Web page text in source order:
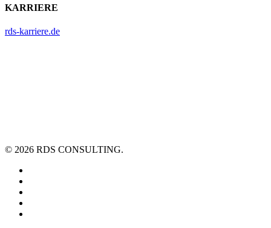
KARRIERE
rds-karriere.de
© 2026 RDS CONSULTING.